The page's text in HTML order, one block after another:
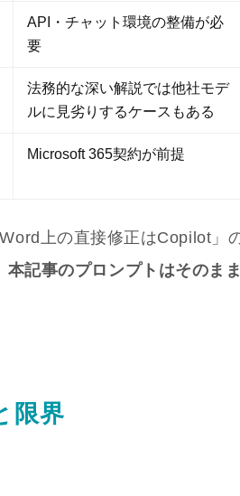
API・チャット環境の整備が必
要
法務的な深い解説では他社モデ
ルに見劣りするケースもある
Microsoft 365契約が前提
上の直接修正はCopilot」
本記事のプロンプトはそのま
限界